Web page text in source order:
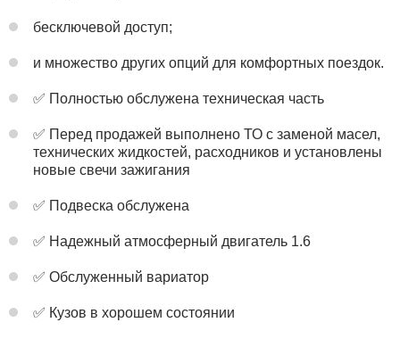
бесключевой доступ;
и множество других опций для комфортных поездок.
✅ Полностью обслужена техническая часть
✅ Перед продажей выполнено ТО с заменой масел,
технических жидкостей, расходников и установлены
новые свечи зажигания
✅ Подвеска обслужена
✅ Надежный атмосферный двигатель 1.6
✅ Обслуженный вариатор
✅ Кузов в хорошем состоянии